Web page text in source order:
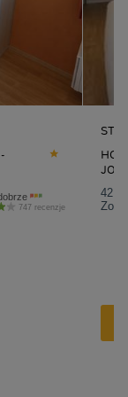
747 recenzje
ST-
42.7